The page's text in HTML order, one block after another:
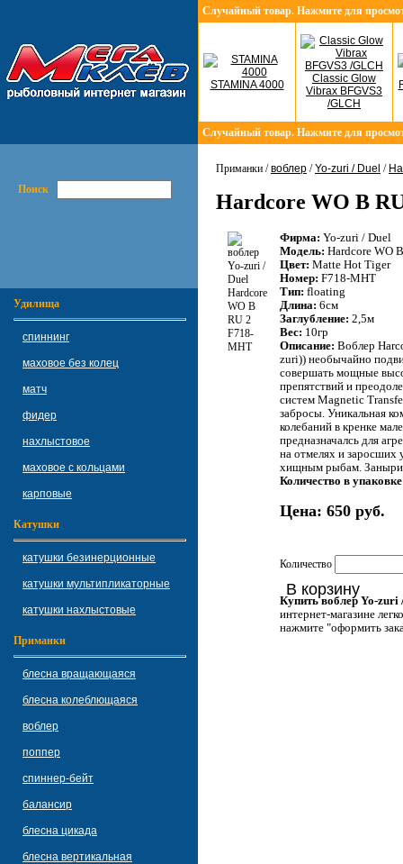
Случайный товар. Нажмите для
STAMINA 4000
Classic Glow
Vibrax BFGVS3
/GLCH
Случайный товар. Нажмите для
Поиск
Удилища
спиннинг
маховое без колец
матч
фидер
нахлыстовое
маховое с кольцами
карповые
Катушки
катушки безинерционные
катушки мультипликаторные
катушки нахлыстовые
Приманки
блесна вращающаяся
блесна колеблющаяся
воблер
поппер
спиннер-бейт
балансир
блесна цикада
блесна вертикальная
Приманки /воблер /Yo-zuri / Duel /
Hardcore WO B
Фирма: Yo-zuri / Duel
Модель: Hardcore WO
Цвет: Matte Hot Tiger
Номер: F718-MHT
Тип: floating
Длина: 6см
Заглубление: 2,5м
Вес: 10гр
Описание: Воблер
zuri)) необычайно
совершать мощные
препятствий и
систем Magnetic
забросы. Уникальная
колебаний в кренке
предназначалсь для
на отмелях и заросших
хищным рыбам.
Количество в
Цена: 650 руб.
Количество
В корзину
Купить воблер Yo-
интернет-магазине
нажмите "оформить